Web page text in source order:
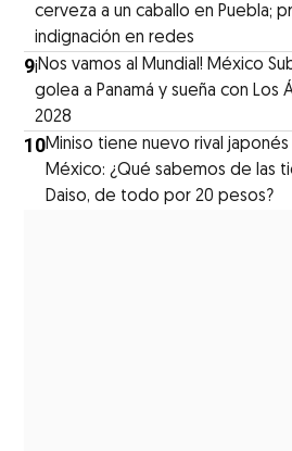
cerveza a un caballo en Puebla;
indignación en redes
9¡Nos vamos al Mundial! México
golea a Panamá y sueña con Los
2028
10Miniso tiene nuevo rival japonés
México: ¿Qué sabemos de las
Daiso, de todo por 20 pesos?